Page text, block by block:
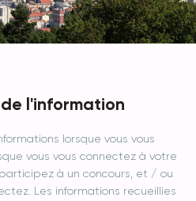
l'information
lorsque vous vous
vous vous connectez à votre
à un concours, et / ou
Les informations recueillies